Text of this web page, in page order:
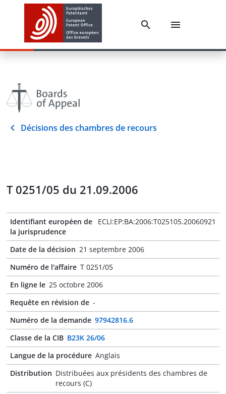
Décisions des chambres de recours
T 0251/05 du 21.09.2006
Identifiant européen de
la jurisprudence
ECLI:EP:BA:2006:T025105.20060921
Date de la décision 21 septembre 2006
Numéro de l'affaire T 0251/05
En ligne le 25 octobre 2006
Requête en révision de -
Numéro de la demande 97942816.6
Classe de la CIB B23K 26/06
Langue de la procédure Anglais
Distribution Distribuées aux présidents des chambres de
recours (C)